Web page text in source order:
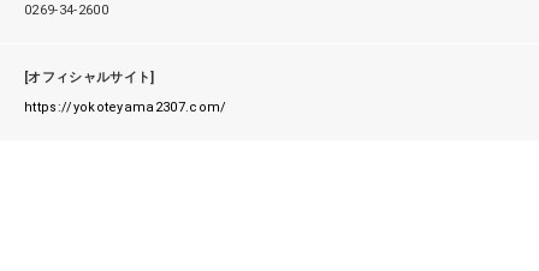
0269-34-2600
[オフィシャルサイト]
https://yokoteyama2307.com/